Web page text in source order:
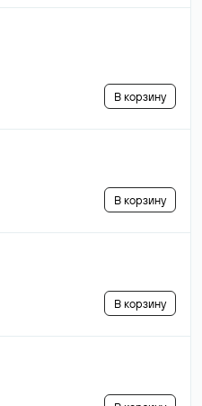
В корзину
В корзину
В корзину